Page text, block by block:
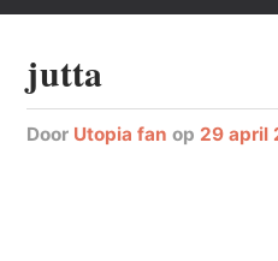
jutta
door Utopia fan op 29 april